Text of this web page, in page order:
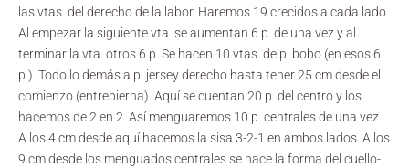
las vtas. del derecho de la labor. Haremos 19 crecidos a cada lado.
Al empezar la siguiente vta. se aumentan 6 p. de una vez y al
terminar la vta. otros 6 p. Se hacen 10 vtas. de p. bobo (en esos 6
p.). Todo lo demás a p. jersey derecho hasta tener 25 cm desde el
comienzo (entrepierna). Aquí se cuentan 20 p. del centro y los
hacemos de 2 en 2. Así menguaremos 10 p. centrales de una vez.
A los 4 cm desde aquí hacemos la sisa 3-2-1 en ambos lados. A los
9 cm desde los menguados centrales se hace la forma del cuello-